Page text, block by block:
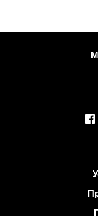
Више информација